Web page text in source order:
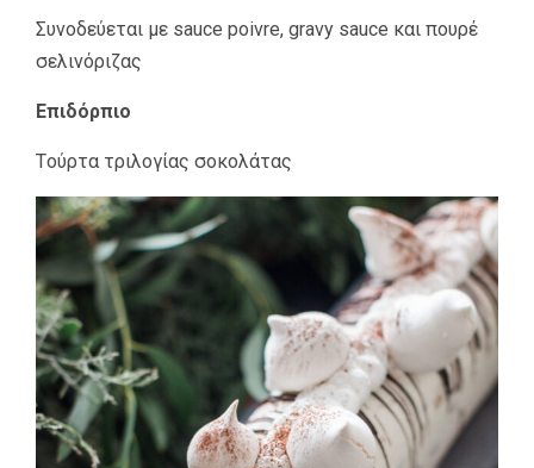
Συνοδεύεται με sauce poivre, gravy sauce και πουρέ
σελινόριζας
Επιδόρπιο
Tούρτα τριλογίας σοκολάτας